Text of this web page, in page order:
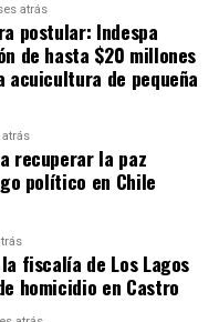
atrás
postular: Indespa
de hasta $20 millones
acuicultura de pequeña
recuperar la paz
político en Chile
la fiscalía de Los Lagos
homicidio en Castro